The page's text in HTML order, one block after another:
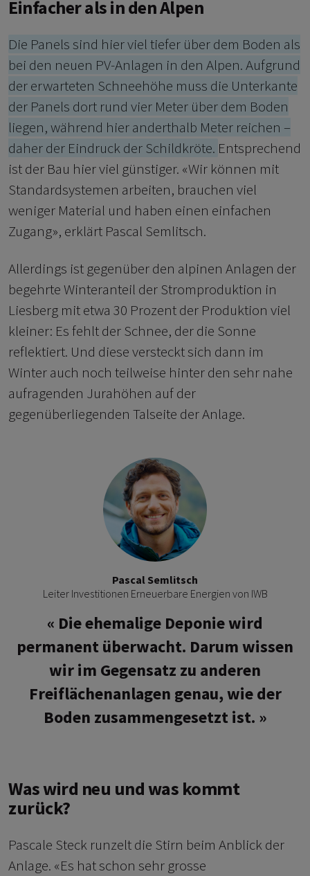
Einfacher als in den Alpen
Die Panels sind hier viel tiefer über dem Boden als
bei den neuen PV-Anlagen in den Alpen. Aufgrund
der erwarteten Schneehöhe muss die Unterkante
der Panels dort rund vier Meter über dem Boden
liegen, während hier anderthalb Meter reichen –
daher der Eindruck der Schildkröte. Entsprechend
ist der Bau hier viel günstiger. «Wir können mit
Standardsystemen arbeiten, brauchen viel
weniger Material und haben einen einfachen
Zugang», erklärt Pascal Semlitsch.
Allerdings ist gegenüber den alpinen Anlagen der
begehrte Winteranteil der Stromproduktion in
Liesberg mit etwa 30 Prozent der Produktion viel
kleiner: Es fehlt der Schnee, der die Sonne
reflektiert. Und diese versteckt sich dann im
Winter auch noch teilweise hinter den sehr nahe
aufragenden Jurahöhen auf der
gegenüberliegenden Talseite der Anlage.
Pascal Semlitsch
Leiter Investitionen Erneuerbare Energien von IWB
Die ehemalige Deponie wird
permanent überwacht. Darum wissen
wir im Gegensatz zu anderen
Freiflächenanlagen genau, wie der
Boden zusammengesetzt ist.
Was wird neu und was kommt
zurück?
Pascale Steck runzelt die Stirn beim Anblick der
Anlage. «Es hat schon sehr grosse